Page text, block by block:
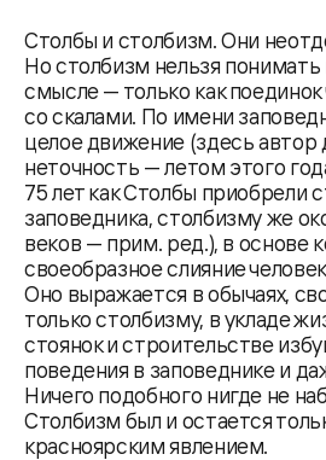
Столбы и столбизм. Они
Но столбизм нельзя понимать
смысле — только как поединок
со скалами. По имени
целое движение (здесь автор
неточность — летом этого
75 лет как Столбы приобрели
заповедника, столбизму же
веков — прим. ред.), в основе
своеобразное слияние
Оно выражается в обычаях,
только столбизму, в укладе
стоянок и строительстве
поведения в заповеднике и
Ничего подобного нигде не
Столбизм был и остается
красноярским явлением.